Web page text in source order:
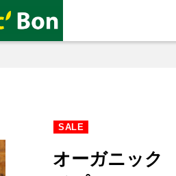
SALE
オーガニック